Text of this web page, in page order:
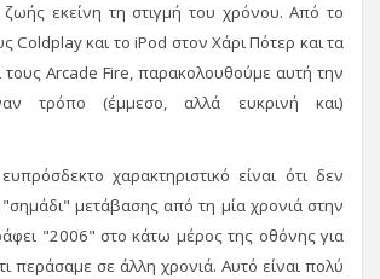
ζωής εκείνη τη στιγμή του χρόνου. Από το
Coldplay και το iPod στον Χάρι Πότερ και τα
τους Arcade Fire, παρακολουθούμε αυτή την
τρόπο (έμμεσο, αλλά ευκρινή και)
χαρακτηριστικό είναι ότι δεν
μετάβασης από τη μία χρονιά στην
"2006" στο κάτω μέρος της οθόνης για
περάσαμε σε άλλη χρονιά. Αυτό είναι πολύ